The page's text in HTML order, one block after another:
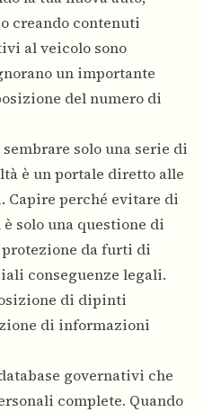
creando contenuti
al veicolo sono
un importante
del numero di
solo una serie di
è un portale diretto alle
perché evitare di
solo una questione di
da furti di
conseguenze legali.
di dipinti
di informazioni
governativi che
complete. Quando